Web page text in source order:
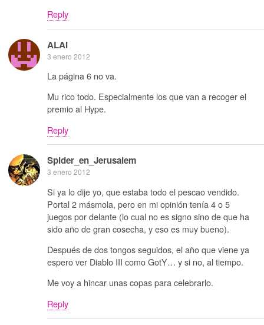
Reply
ALAI
3 enero 2012
La página 6 no va.
Mu rico todo. Especialmente los que van a recoger el
premio al Hype.
Reply
Spider_en_Jerusalem
3 enero 2012
Si ya lo dije yo, que estaba todo el pescao vendido.
Portal 2 másmola, pero en mi opinión tenía 4 o 5
juegos por delante (lo cual no es signo sino de que ha
sido año de gran cosecha, y eso es muy bueno).
Después de dos tongos seguidos, el año que viene ya
espero ver Diablo III como GotY… y si no, al tiempo.
Me voy a hincar unas copas para celebrarlo.
Reply